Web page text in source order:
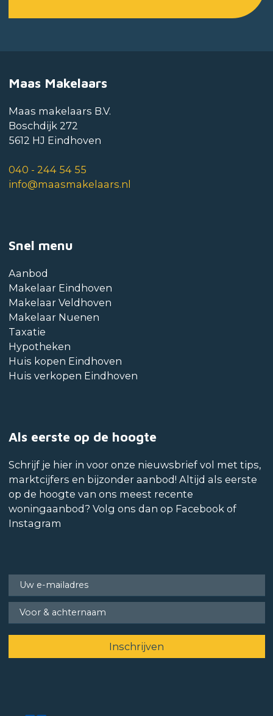
Maas Makelaars
Maas makelaars B.V.
Boschdijk 272
5612 HJ Eindhoven
040 - 244 54 55
info@maasmakelaars.nl
Snel menu
Aanbod
Makelaar Eindhoven
Makelaar Veldhoven
Makelaar Nuenen
Taxatie
Hypotheken
Huis kopen Eindhoven
Huis verkopen Eindhoven
Als eerste op de hoogte
Schrijf je hier in voor onze nieuwsbrief vol met tips,
marktcijfers en bijzonder aanbod! Altijd als eerste
op de hoogte van ons meest recente
woningaanbod? Volg ons dan op Facebook of
Instagram